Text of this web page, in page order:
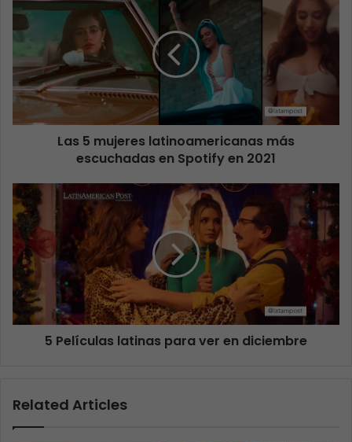
Las 5 mujeres latinoamericanas más
escuchadas en Spotify en 2021
5 Películas latinas para ver en diciembre
Related Articles